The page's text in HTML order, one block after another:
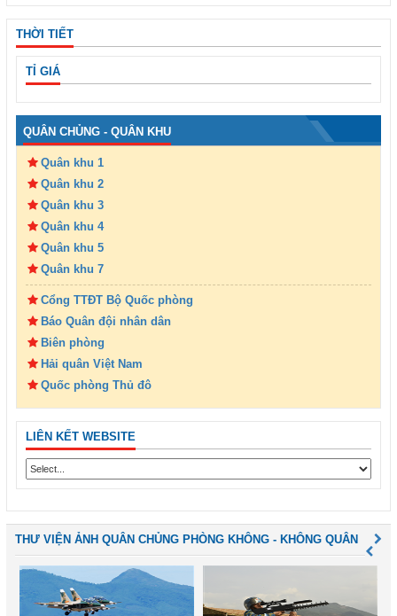
THỜI TIẾT
TỈ GIÁ
QUÂN CHỦNG - QUÂN KHU
Quân khu 1
Quân khu 2
Quân khu 3
Quân khu 4
Quân khu 5
Quân khu 7
Cổng TTĐT Bộ Quốc phòng
Báo Quân đội nhân dân
Biên phòng
Hải quân Việt Nam
Quốc phòng Thủ đô
LIÊN KẾT WEBSITE
THƯ VIỆN ẢNH QUÂN CHỦNG PHÒNG KHÔNG - KHÔNG QUÂN